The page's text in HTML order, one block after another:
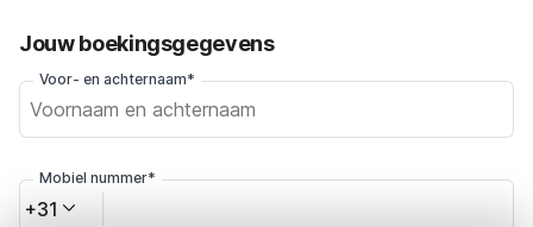
Jouw boekingsgegevens
Voor- en achternaam*
Mobiel nummer*
+31